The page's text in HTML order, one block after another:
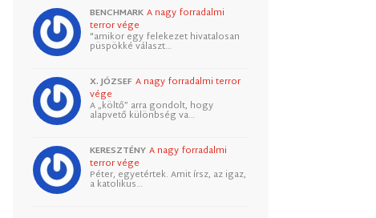
BENCHMARK A nagy forradalmi
terror vége
"amikor egy felekezet hivatalosan
püspökké választ…
X. JÓZSEF A nagy forradalmi terror
vége
A „költő” arra gondolt, hogy
alapvető különbség va…
KERESZTÉNY A nagy forradalmi
terror vége
Péter, egyetértek. Amit írsz, az igaz,
a katolikus…